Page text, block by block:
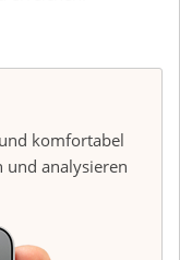
komfortabel
und analysieren